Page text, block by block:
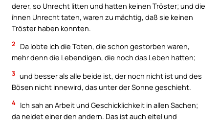
derer, so Unrecht litten und hatten keinen Tröster; und die
ihnen Unrecht taten, waren zu mächtig, daß sie keinen
Tröster haben konnten.
2
Da lobte ich die Toten, die schon gestorben waren,
mehr denn die Lebendigen, die noch das Leben hatten;
3 und besser als alle beide ist, der noch nicht ist und des
Bösen nicht innewird, das unter der Sonne geschieht.
4 Ich sah an Arbeit und Geschicklichkeit in allen Sachen;
da neidet einer den andern. Das ist auch eitel und